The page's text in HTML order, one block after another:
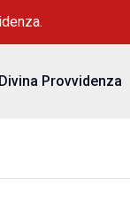
Provvidenza